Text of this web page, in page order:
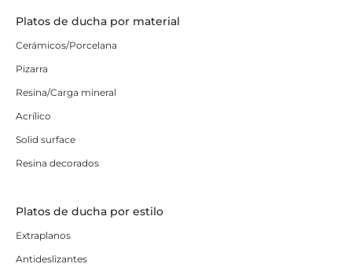
Platos de ducha por material
Cerámicos/Porcelana
Pizarra
Resina/Carga mineral
Acrílico
Solid surface
Resina decorados
Platos de ducha por estilo
Extraplanos
Antideslizantes